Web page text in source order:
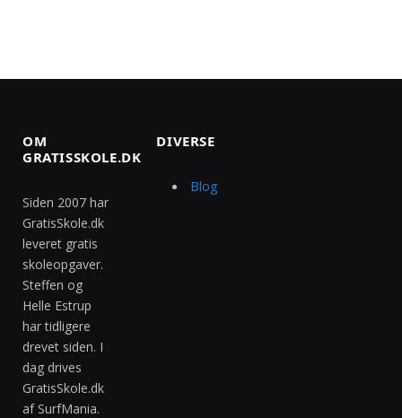
OM
GRATISSKOLE.DK
Siden 2007 har
GratisSkole.dk
leveret gratis
skoleopgaver.
Steffen og
Helle Estrup
har tidligere
drevet siden. I
dag drives
GratisSkole.dk
af SurfMania.
DIVERSE
Blog